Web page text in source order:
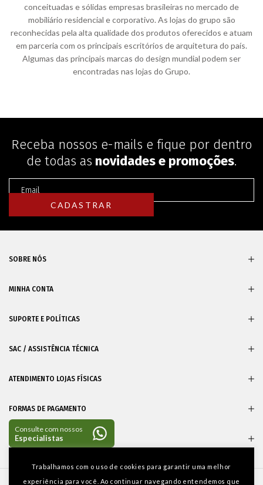
conceituadas e sólidas empresas brasileiras no mercado de
mobiliário residencial e corporativo. As lojas do grupo são
reconhecidas pela alta qualidade dos produtos oferecidos e atuam
em parceria com os principais escritórios de arquitetura do país.
Algumas das principais marcas do design mundial podem ser
encontradas nas lojas do Grupo.
Receba nossos e-mails e fique por dentro
de todas as novidades e promoções.
SOBRE NÓS
MINHA CONTA
SUPORTE E POLÍTICAS
SAC / ASSISTÊNCIA TÉCNICA
ATENDIMENTO LOJAS FÍSICAS
FORMAS DE PAGAMENTO
CERTIFICADOS
Trabalhamos com o uso de cookies para garantir uma melhor
experiência para você. Ao continuar navegando entendemos que
contato